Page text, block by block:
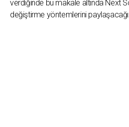
verdiğinde bu makale altında Next
değiştirme yöntemlerini